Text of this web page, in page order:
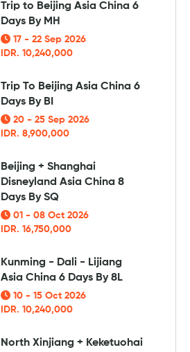
Trip to Beijing Asia China 6
Days By MH
17 - 22 Sep 2026
IDR. 10,240,000
Trip To Beijing Asia China 6
Days By BI
20 - 25 Sep 2026
IDR. 8,900,000
Beijing + Shanghai
Disneyland Asia China 8
Days By SQ
01 - 08 Oct 2026
IDR. 16,750,000
Kunming - Dali - Lijiang
Asia China 6 Days By 8L
10 - 15 Oct 2026
IDR. 10,240,000
North Xinjiang + Keketuohai